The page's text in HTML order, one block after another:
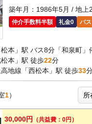
築年月：1986年5月 / 地上
仲介手数料半額 礼金0 バ
松本」駅 バス8分「和泉町」
本」駅 徒歩22分
地線「西松本」駅 徒歩33
1）
30,000円
（共益費：0円）